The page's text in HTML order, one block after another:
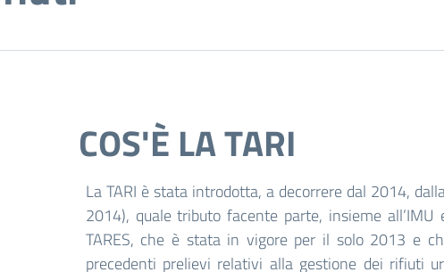
COS'È LA TARI
La TARI è stata introdotta, a decorrere dal 2014,
2014), quale tributo facente parte, insieme
TARES, che è stata in vigore per il solo 2013 e
precedenti prelievi relativi alla gestione dei rifiuti